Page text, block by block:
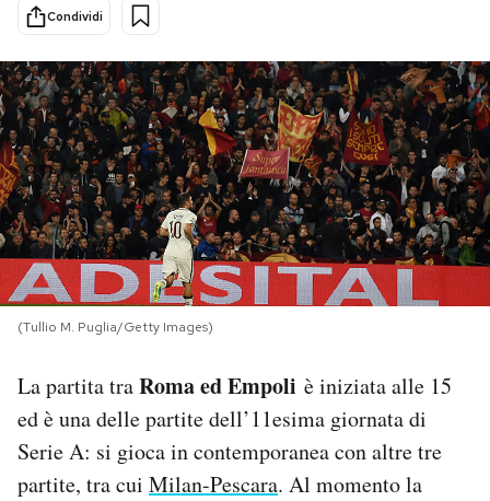
Cultura
Economia
Sport
Mondiali calcio 2026
PODCAST
NEWSLETTER
I MIEI PREFERITI
SHOP
CALENDARIO
Condividi
(Tullio M. Puglia/Getty Images)
La partita traRoma ed Empoli è iniziata alle 15
ed è una delle partite dell’11esima giornata di
Serie A: si gioca in contemporanea con altre tre
partite, tra cui Milan-Pescara. Al momento la